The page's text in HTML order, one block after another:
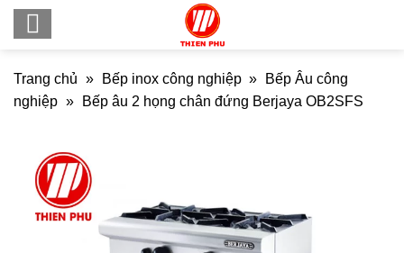
Skip
Trang chủ » Bếp inox công nghiệp »
Bếp Âu công
nghiệp » Bếp âu 2 họng chân đứng Berjaya OB2SFS